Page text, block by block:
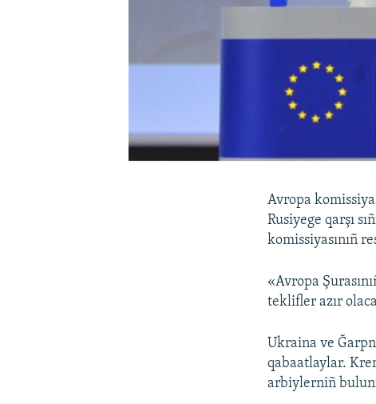
Avropa
Rusiyege qarşı
komissiyasınıñ
«Avropa
teklifler azır
Ukraina ve
qabaatlaylar.
arbiylerniñ